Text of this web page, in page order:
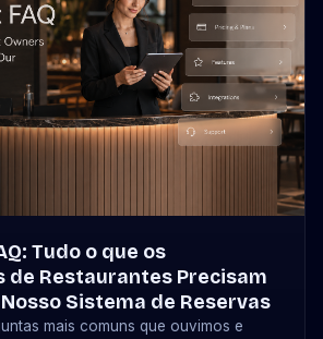
Tudo o que os
de Restaurantes Precisam
Sistema de Reservas
mais comuns que ouvimos e